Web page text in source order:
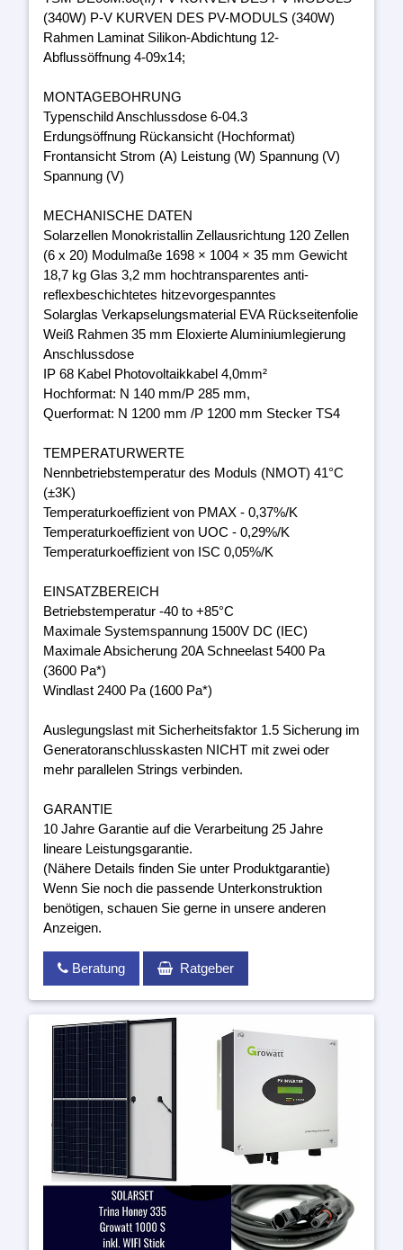
(340W) P-V KURVEN DES PV-MODULS (340W)
Rahmen Laminat Silikon-Abdichtung 12-
Abflussöffnung 4-09x14;
MONTAGEBOHRUNG
Typenschild Anschlussdose 6-04.3
Erdungsöffnung Rückansicht (Hochformat)
Frontansicht Strom (A) Leistung (W) Spannung (V)
Spannung (V)
MECHANISCHE DATEN
Solarzellen Monokristallin Zellausrichtung 120 Zellen
(6 x 20) Modulmaße 1698 × 1004 × 35 mm Gewicht
18,7 kg Glas 3,2 mm hochtransparentes anti-
reflexbeschichtetes hitzevorgespanntes
Solarglas Verkapselungsmaterial EVA Rückseitenfolie
Weiß Rahmen 35 mm Eloxierte Aluminiumlegierung
Anschlussdose
IP 68 Kabel Photovoltaikkabel 4,0mm²
Hochformat: N 140 mm/P 285 mm,
Querformat: N 1200 mm /P 1200 mm Stecker TS4
TEMPERATURWERTE
Nennbetriebstemperatur des Moduls (NMOT) 41°C
(±3K)
Temperaturkoeffizient von PMAX - 0,37%/K
Temperaturkoeffizient von UOC - 0,29%/K
Temperaturkoeffizient von ISC 0,05%/K
EINSATZBEREICH
Betriebstemperatur -40 to +85°C
Maximale Systemspannung 1500V DC (IEC)
Maximale Absicherung 20A Schneelast 5400 Pa
(3600 Pa*)
Windlast 2400 Pa (1600 Pa*)
Auslegungslast mit Sicherheitsfaktor 1.5 Sicherung im
Generatoranschlusskasten NICHT mit zwei oder
mehr parallelen Strings verbinden.
GARANTIE
10 Jahre Garantie auf die Verarbeitung 25 Jahre
lineare Leistungsgarantie.
(Nähere Details finden Sie unter Produktgarantie)
Wenn Sie noch die passende Unterkonstruktion
benötigen, schauen Sie gerne in unsere anderen
Anzeigen.
Beratung Ratgeber